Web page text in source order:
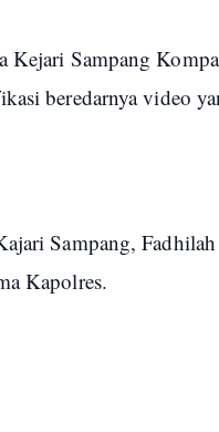
Kejari Sampang
beredarnya video
Sampang,
Kapolres.